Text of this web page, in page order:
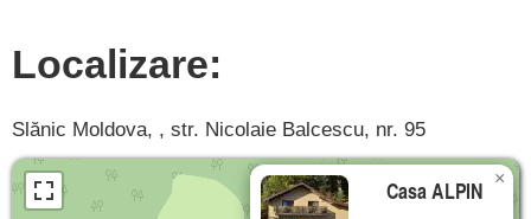
Localizare:
Slănic Moldova, , str. Nicolaie Balcescu, nr. 95
Casa ALPIN ×